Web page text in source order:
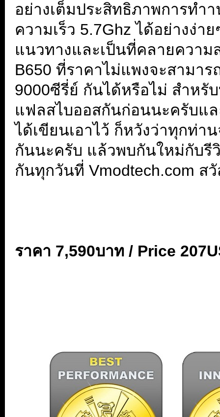
อย่างเต็มประสิทธิภาพการทำ
ความเร็ว 5.7Ghz ได้อย่างง่
แนวทางและเป็นที่คลายความ
B650 ที่ราคาไม่แพงจะสามา
9000ซีรี่ย์ กันได้หรือไม่ สำหรั
แฟลสไบออสกันก่อนนะครับแ
ได้เขียนเอาไว้ ก็หวังว่าทุกท่า
กันนะครับ แล้วพบกันใหม่กับรี
กันทุกวันที่ Vmodtech.com ส
ราคา 7,590บาท / Price